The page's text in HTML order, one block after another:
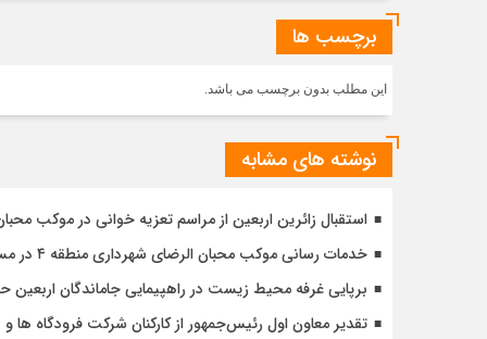
برچسب ها
این مطلب بدون برچسب می باشد.
نوشته های مشابه
استقبال زائرین اربعین از مراسم تعزیه خوانی در موکب
خدمات رسانی موکب محبان الرضای شهرداری منطقه ۴ در مسیر مشایه
برپایی غرفه محیط زیست در راهپیمایی جاماندگان اربعین
تقدیر معاون اول رئیس‌جمهور از کارکنان شرکت فرودگاه ها